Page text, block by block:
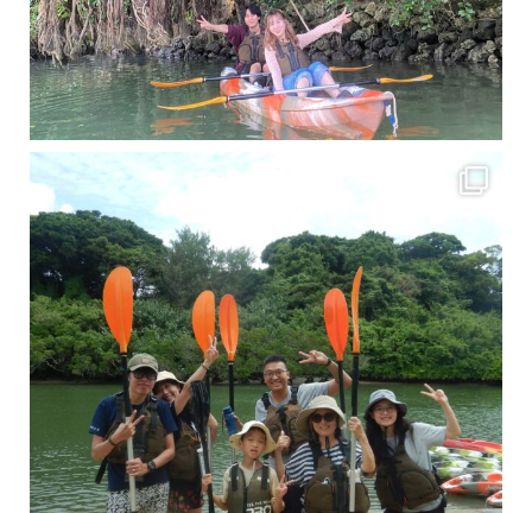
梅雨真っ只中の沖縄ですが 今日もカンカンに晴れてくれました！！
今日は満潮だっ